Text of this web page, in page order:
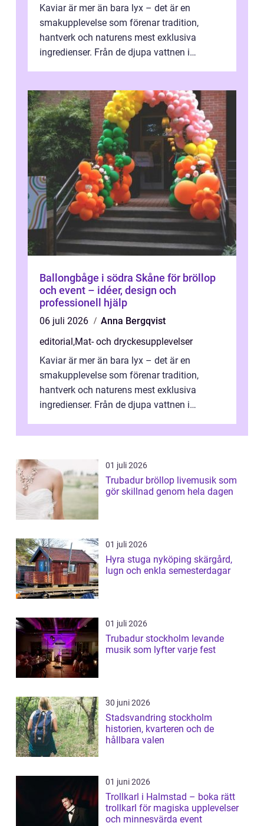
Kaviar är mer än bara lyx – det är en
smakupplevelse som förenar tradition,
hantverk och naturens mest exklusiva
ingredienser. Från de djupa vattnen i
Ballongbåge i södra Skåne för bröllop
och event – idéer, design och
professionell hjälp
06 juli 2026
Anna Bergqvist
editorial,Mat- och dryckesupplevelser
Kaviar är mer än bara lyx – det är en
smakupplevelse som förenar tradition,
hantverk och naturens mest exklusiva
ingredienser. Från de djupa vattnen i
01 juli 2026
Trubadur bröllop livemusik som
gör skillnad genom hela dagen
01 juli 2026
Hyra stuga nyköping skärgård,
lugn och enkla semesterdagar
01 juli 2026
Trubadur stockholm levande
musik som lyfter varje fest
30 juni 2026
Stadsvandring stockholm
historien, kvarteren och de
hållbara valen
01 juni 2026
Trollkarl i Halmstad – boka rätt
trollkarl för magiska upplevelser
och minnesvärda event